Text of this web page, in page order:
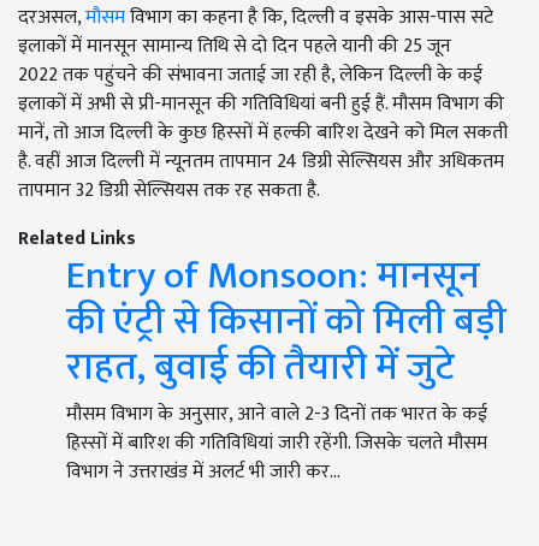
दरअसल,मौसमविभाग का कहना है कि, दिल्ली व इसके आस-पास सटे
इलाकों में मानसून सामान्य तिथि से दो दिन पहले यानी की 25 जून
2022 तक पहुंचने की संभावना जताई जा रही है, लेकिन दिल्ली के कई
इलाकों में अभी से प्री-मानसून की गतिविधियां बनी हुई हैं. मौसम विभाग की
मानें, तो आज दिल्ली के कुछ हिस्सों में हल्की बारिश देखने को मिल सकती
है. वहीं आज दिल्ली में न्यूनतम तापमान 24 डिग्री सेल्सियस और अधिकतम
तापमान 32 डिग्री सेल्सियस तक रह सकता है.
Related Links
Entry of Monsoon: मानसून
की एंट्री से किसानों को मिली बड़ी
राहत, बुवाई की तैयारी में जुटे
मौसम विभाग के अनुसार, आने वाले 2-3 दिनों तक भारत के कई
हिस्सों में बारिश की गतिविधियां जारी रहेंगी. जिसके चलते मौसम
विभाग ने उत्तराखंड में अलर्ट भी जारी कर…